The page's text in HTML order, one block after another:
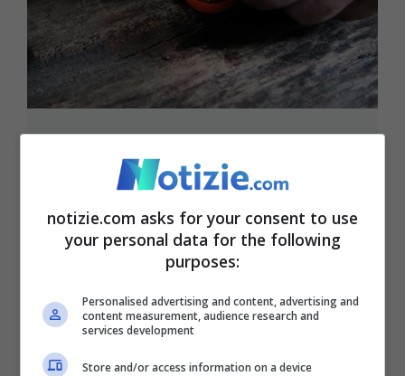
noto critico d’arte finisce nei guai –
22 Novembre 2021 - 21:25
notizie.com asks for your consent to use
your personal data for the following
purposes:
Personalised advertising and content, advertising and
content measurement, audience research and
services development
Store and/or access information on a device